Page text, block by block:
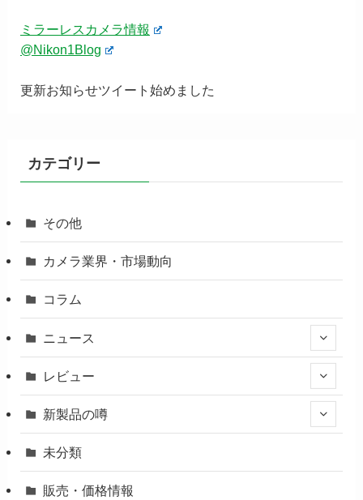
ミラーレスカメラ情報
@Nikon1Blog
更新お知らせツイート始めました
カテゴリー
その他
カメラ業界・市場動向
コラム
ニュース
レビュー
新製品の噂
未分類
販売・価格情報